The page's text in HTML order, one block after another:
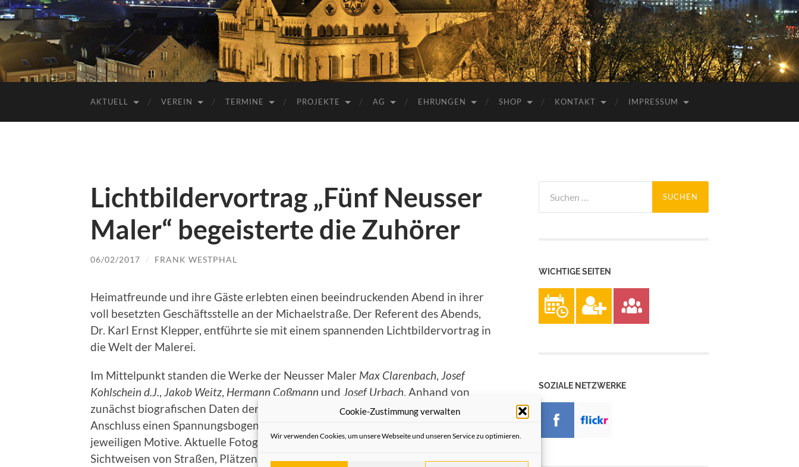
Cookie-Zustimmung verwalten
Wir verwenden Cookies, um unsere Webseite und unseren Service zu optimieren.
AKTUELL VEREIN TERMINE PROJEKTE AG EHRUNGEN SHOP KONTAKT IMPRESSUM
Lichtbildervortrag „Fünf Neusser
Maler“ begeisterte die Zuhörer
06/02/2017 / FRANK WESTPHAL
Heimatfreunde und ihre Gäste erlebten einen beeindruckenden Abend in ihrer
voll besetzten Geschäftsstelle an der Michaelstraße. Der Referent des Abends,
Dr. Karl Ernst Klepper, entführte sie mit einem spannenden Lichtbildervortrag in
die Welt der Malerei.
Im Mittelpunkt standen die Werke der Neusser Maler Max Clarenbach Josef
Kohlschein d.J.
Jakob Weitz Hermann Coßmann und Josef Urbach . Anhand von
zunächst biografischen Daten der einzelnen Künstler entwickelte Dr. Klepper im
Anschluss einen Spannungsbogen zwischen ihrer damaligen Sichtweise und der
jeweiligen Motive. Aktuelle Fotografien wurden den ehemaligen alten
Sichtweisen von Straßen, Plätzen und Bauten gegenübergestellt. Was zunächst
nach:
WICHTIGE SEITEN
SOZIALE NETZWERKE